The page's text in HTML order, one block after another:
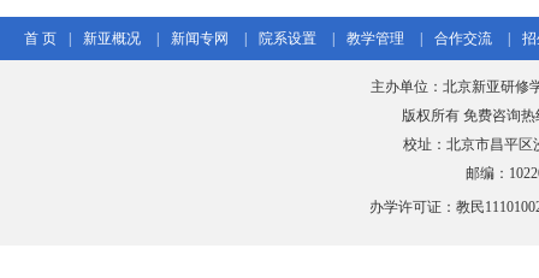
首 页 新亚概况 新闻专网 院系设置 教学管理 合作交流
主办单位：北京新亚研修
版权所有 免费咨询热
校址：北京市昌平区
邮编：
办学许可证：教民